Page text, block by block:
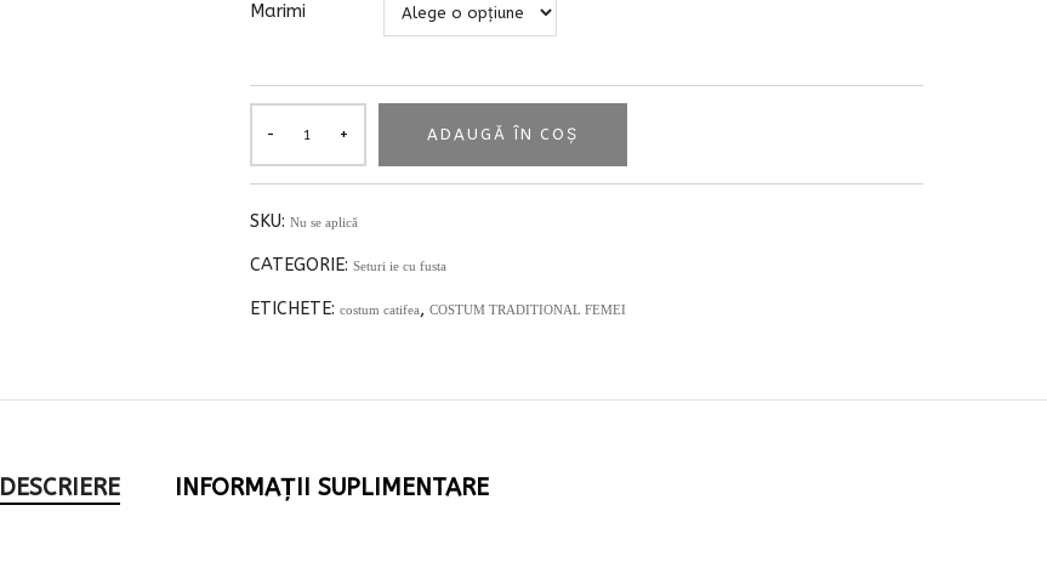
Marimi
ADAUGĂ ÎN COȘ
SKU: Nu se aplică
CATEGORIE: Seturi ie cu fusta
ETICHETE: costum catifea, COSTUM TRADITIONAL FEMEI
DESCRIERE INFORMAȚII SUPLIMENTARE